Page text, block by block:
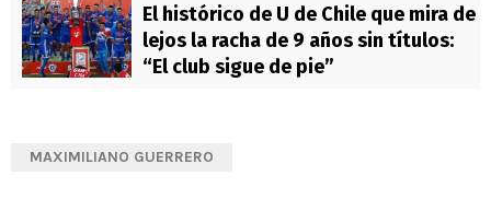
El histórico de U de Chile que mira de
lejos la racha de 9 años sin títulos:
“El club sigue de pie”
MAXIMILIANO GUERRERO